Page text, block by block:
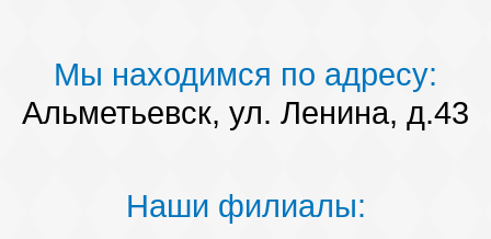
Мы находимся по адресу:
Альметьевск, ул. Ленина, д.43
Наши филиалы: